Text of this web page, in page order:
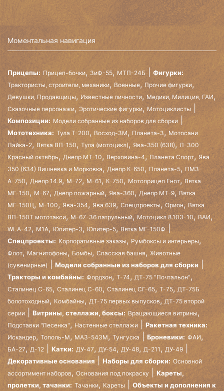
Моментальная навигация
Прицепы: Прицеп-бочки, ЗиФ-55, МТП-24Б Фигурки:
Трактористы, строители, механики, Военные, Прочие фигурки,
Девушки, Продавщицы, Известные личности, Медики, Милиция, ГАИ,
Сказочные персонажи, Эротические фигурки,Мотоциклисты
Композиции: Модели собранные из наборов для сборки
Мототехника: Тула Т-200, Восход-3М, Планета-3, Мотосани
Лайка-2, Вятка ВП-150, Тула (мотоцикл), Ява-350 (638), Л-300
Красный октябрь, Днепр МТ-10, Верховина-4, Планета Спорт, Ява
350 (634) Вишневка и Морковка, Днепр К-650, Планета-5, ПМЗ-
А-750, Днепр 14.9, М-72, М-61 , К-750, Мотоприцеп Енот,Вятка
МГ-150, М-67, Днепр пожарный, Ява-360, Днепр МТ-9, Вятка
МГ-150Ц, М-100, Ява-354, Ява 639, Спецпроекты, Орион, Вятка
ВП-150Т мототакси, М-67-36 патрульный, Мотоцикл 8.103-10, ВАИ,
WLA-42, М1А, Юпитер-3, Юпитер-5, Вятка МГ-150Ф
Спецпроекты: Корпоративные заказы, Румбоксы и интерьеры,
Флот, Магнитофоны, Бомбы, Спасская башня, Животные
(сувенирные)
Модели собранные из наборов для сборки
Тракторы и комбайны: Фордзон, Т-74, ДТ-75 "Почтальон",
Сталинец С-65, Сталинец С-60, Сталинец СГ-65,Т-75,ДТ-75Б
болотоходный, Комбайны, ДТ-75 первых выпусков,ДТ-75 второй
серии
Витрины, стеллажи, боксы: Вращающиеся витрины,
Подставки "Лесенка", Настенные стеллажи Ракетная техника:
Искандер, Тополь-М, МАЗ-543М, Тунгуска Броневики: ФАИ,
БА-27,Д-12 Катки: ДУ-47, ДУ-54, ДУ-48, Д-211 , ДУ-49
Декоративные основания Наборы для сборки: Основной
ассортимент наборов, Основания под покраску
Кареты,
пролетки, тачанки: Тачанки, Кареты Объекты и дополнения к